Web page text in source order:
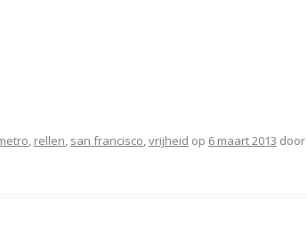
, rellen, san francisco,vrijheid op 6 maart 2013 door